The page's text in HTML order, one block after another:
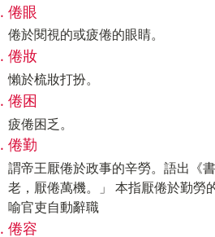
倦眼
倦於閱視的或疲倦的眼睛。
倦妝
懶於梳妝打扮。
倦困
疲倦困乏。
倦勤
謂帝王厭倦於政事的辛勞。語出《
老，厭倦萬機。」 本指厭倦於勤勞
喻官吏自動辭職
倦容